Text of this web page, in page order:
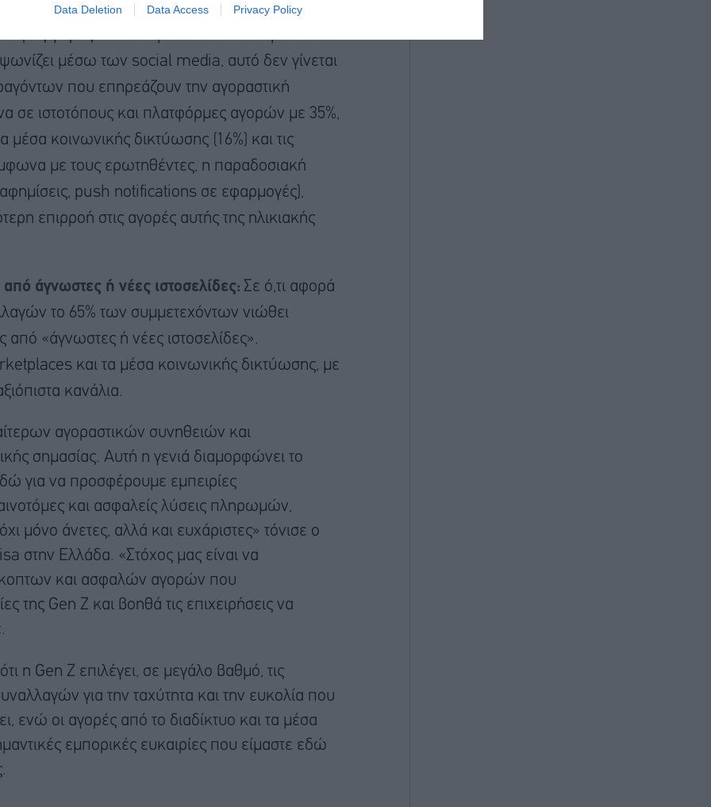
Data Deletion Data Access Privacy Policy
από τη Gen Z, με το 28% των ερωτηθέντων να
φορές την εβδομάδα και το 42% μία ή δύο
μέσω των social media, αυτό δεν γίνεται
που επηρεάζουν την αγοραστική
σε ιστοτόπους και πλατφόρμες αγορών με 35%,
μέσα κοινωνικής δικτύωσης (16%) και τις
με τους ερωτηθέντες, η παραδοσιακή
push notifications σε εφαρμογές),
επιρροή στις αγορές αυτής της ηλικιακής
άγνωστες ή νέες ιστοσελίδες: Σε ό,τι αφορά
το 65% των συμμετεχόντων νιώθει
από «άγνωστες ή νέες ιστοσελίδες».
και τα μέσα κοινωνικής δικτύωσης, με
κανάλια.
αγοραστικών συνηθειών και
σημασίας. Αυτή η γενιά διαμορφώνει το
για να προσφέρουμε εμπειρίες
και ασφαλείς λύσεις πληρωμών,
μόνο άνετες, αλλά και ευχάριστες» τόνισε ο
στην Ελλάδα. «Στόχος μας είναι να
και ασφαλών αγορών που
της Gen Z και βοηθά τις επιχειρήσεις να
η Gen Z επιλέγει, σε μεγάλο βαθμό, τις
για την ταχύτητα και την ευκολία που
ενώ οι αγορές από το διαδίκτυο και τα μέσα
εμπορικές ευκαιρίες που είμαστε εδώ